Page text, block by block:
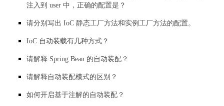
注入到 user 中，正确的配置是？
请分别写出 IoC 静态工厂方法和实例工厂方法的配置。
IoC 自动装载有几种方式？
请解释 Spring Bean 的自动装配？
请解释自动装配模式的区别？
如何开启基于注解的自动装配？